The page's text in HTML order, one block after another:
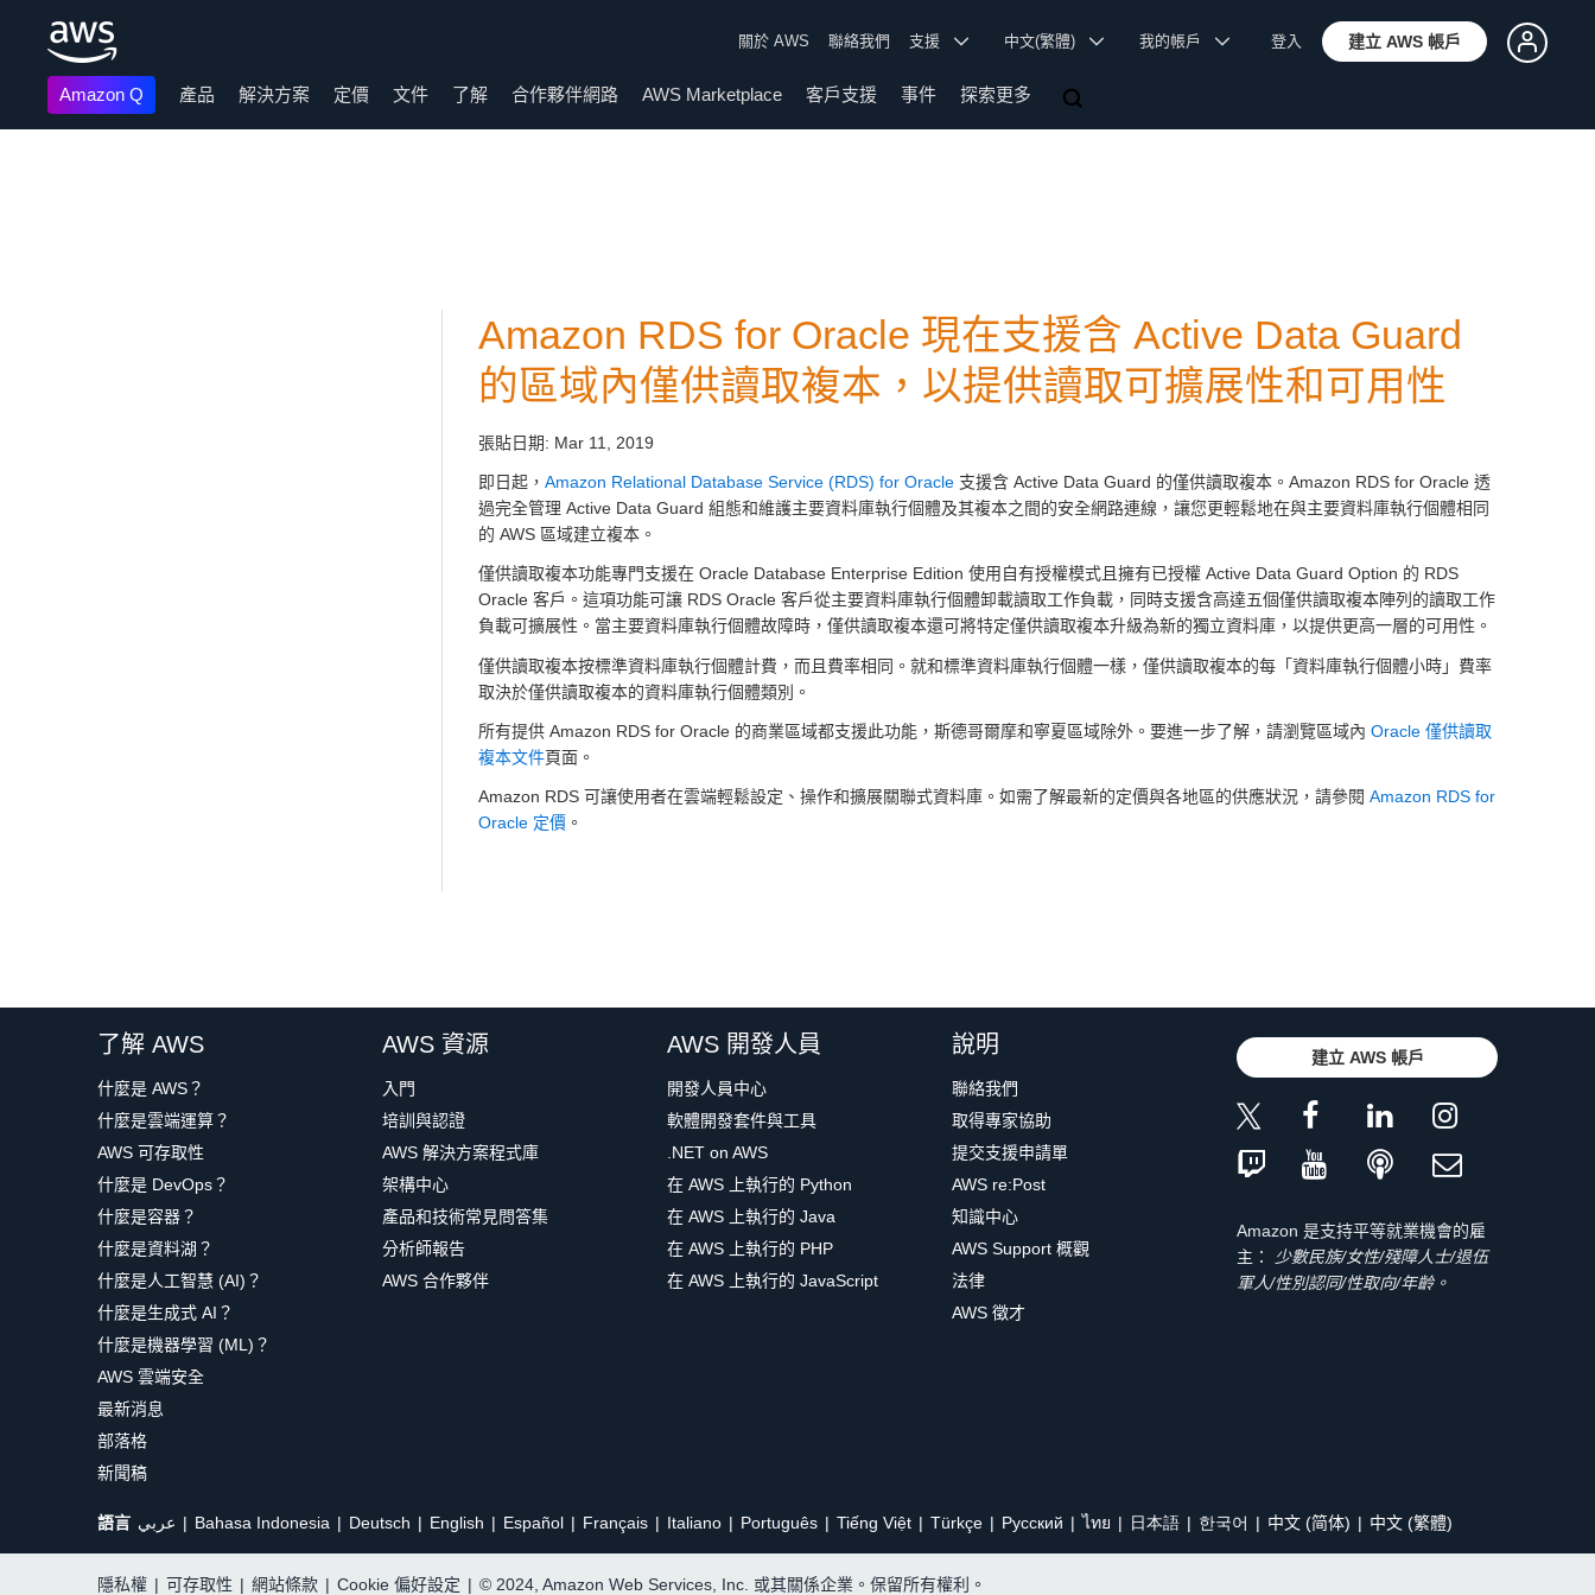
關於 AWS 聯絡我們 支援 中文(繁體) 我的帳戶 登入 建立 AWS 帳戶
Amazon Q 產品 解決方案 定價 文件 了解 合作夥伴網路 AWS Marketplace 客戶支援 事件 探索更多
Amazon RDS for Oracle 現在支援含 Active Data Guard
的區域內僅供讀取複本，以提供讀取可擴展性和可用性
張貼日期: Mar 11, 2019
即日起， Amazon Relational Database Service (RDS) for Oracle 支援含 Active Data Guard 的僅供讀取複本。Amazon RDS for Oracle 透
過完全管理 Active Data Guard 組態和維護主要資料庫執行個體及其複本之間的安全網路連線，讓您更輕鬆地在與主要資料庫執行個體相同
的 AWS 區域建立複本。
僅供讀取複本功能專門支援在 Oracle Database Enterprise Edition 使用自有授權模式且擁有已授權 Active Data Guard Option 的 RDS
Oracle 客戶。這項功能可讓 RDS Oracle 客戶從主要資料庫執行個體卸載讀取工作負載，同時支援含高達五個僅供讀取複本陣列的讀取工作
負載可擴展性。當主要資料庫執行個體故障時，僅供讀取複本還可將特定僅供讀取複本升級為新的獨立資料庫，以提供更高一層的可用性。
僅供讀取複本按標準資料庫執行個體計費，而且費率相同。就和標準資料庫執行個體一樣，僅供讀取複本的每「資料庫執行個體小時」費率
取決於僅供讀取複本的資料庫執行個體類別。
所有提供 Amazon RDS for Oracle 的商業區域都支援此功能，斯德哥爾摩和寧夏區域除外。要進一步了解，請瀏覽區域內 Oracle 僅供讀取
複本文件頁面。
Amazon RDS 可讓使用者在雲端輕鬆設定、操作和擴展關聯式資料庫。如需了解最新的定價與各地區的供應狀況，請參閱 Amazon RDS for
Oracle 定價 。
了解 AWS
什麼是 AWS？
什麼是雲端運算？
AWS 可存取性
什麼是 DevOps？
什麼是容器？
什麼是資料湖？
什麼是人工智慧 (AI)？
什麼是生成式 AI？
什麼是機器學習 (ML)？
AWS 雲端安全
最新消息
部落格
新聞稿
AWS 資源
入門
培訓與認證
AWS 解決方案程式庫
架構中心
產品和技術常見問答集
分析師報告
AWS 合作夥伴
AWS 開發人員
開發人員中心
軟體開發套件與工具
.NET on AWS
在 AWS 上執行的 Python
在 AWS 上執行的 Java
在 AWS 上執行的 PHP
在 AWS 上執行的 JavaScript
說明
聯絡我們
取得專家協助
提交支援申請單
AWS re:Post
知識中心
AWS Support 概觀
法律
AWS 徵才
建立 AWS 帳戶
Amazon 是支持平等就業機會的雇
主：
少數民族/女性/殘障人士/退伍
軍人/性別認同/性取向/年齡。
語言 عربي Bahasa Indonesia Deutsch English Español Français Italiano Português Tiếng Việt Türkçe Ρусский ไทย 日本語 한국어 中文 (简体) 中文 (繁體)
隱私權 | 可存取性 | 網站條款 | Cookie 偏好設定 | © 2024, Amazon Web Services, Inc. 或其關係企業。保留所有權利。